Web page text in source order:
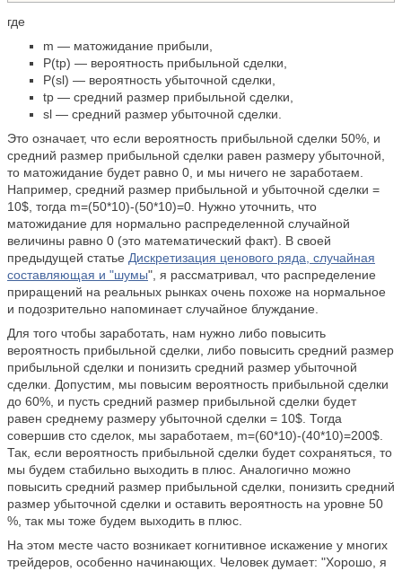
где
m — матожидание прибыли,
P(tp) — вероятность прибыльной сделки,
P(sl) — вероятность убыточной сделки,
tp — средний размер прибыльной сделки,
sl — средний размер убыточной сделки.
Это означает, что если вероятность прибыльной сделки 50%, и
средний размер прибыльной сделки равен размеру убыточной,
то матожидание будет равно 0, и мы ничего не заработаем.
Например, средний размер прибыльной и убыточной сделки =
10$, тогда m=(50*10)-(50*10)=0. Нужно уточнить, что
матожидание для нормально распределенной случайной
величины равно 0 (это математический факт). В своей
предыдущей статье Дискретизация ценового ряда, случайная
составляющая и "шумы", я рассматривал, что распределение
приращений на реальных рынках очень похоже на нормальное
и подозрительно напоминает случайное блуждание.
Для того чтобы заработать, нам нужно либо повысить
вероятность прибыльной сделки, либо повысить средний размер
прибыльной сделки и понизить средний размер убыточной
сделки. Допустим, мы повысим вероятность прибыльной сделки
до 60%, и пусть средний размер прибыльной сделки будет
равен среднему размеру убыточной сделки = 10$. Тогда
совершив сто сделок, мы заработаем, m=(60*10)-(40*10)=200$.
Так, если вероятность прибыльной сделки будет сохраняться, то
мы будем стабильно выходить в плюс. Аналогично можно
повысить средний размер прибыльной сделки, понизить средний
размер убыточной сделки и оставить вероятность на уровне 50
%, так мы тоже будем выходить в плюс.
На этом месте часто возникает когнитивное искажение у многих
трейдеров, особенно начинающих. Человек думает: "Хорошо, я